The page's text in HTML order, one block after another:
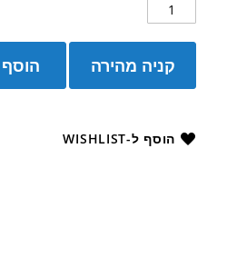
קניה מהירה
הוסף ל-WISHLIST